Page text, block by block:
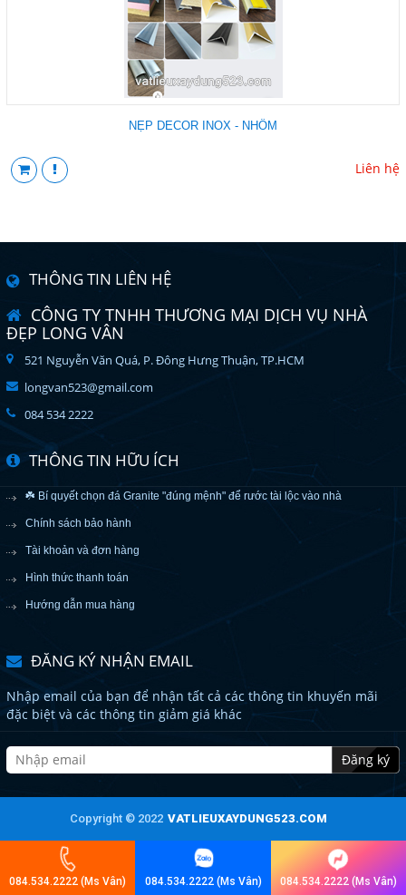
NẸP DECOR INOX - NHÔM
Liên hệ
THÔNG TIN LIÊN HỆ
CÔNG TY TNHH THƯƠNG MẠI DỊCH VỤ NHÀ
ĐẸP LONG VÂN
521 Nguyễn Văn Quá, P. Đông Hưng Thuận, TP.HCM
longvan523@gmail.com
084 534 2222
THÔNG TIN HỮU ÍCH
☘️ Bí quyết chọn đá Granite "đúng mệnh" để rước tài lộc vào nhà
Chính sách bảo hành
Tài khoản và đơn hàng
Hình thức thanh toán
Hướng dẫn mua hàng
ĐĂNG KÝ NHẬN EMAIL
Nhập email của bạn để nhận tất cả các thông tin khuyến mãi
đặc biệt và các thông tin giảm giá khác
Đăng ký
Copyright © 2022 VATLIEUXAYDUNG523.COM
084.534.2222 (Ms Vân) 084.534.2222 (Ms Vân) 084.534.2222 (Ms Vân)